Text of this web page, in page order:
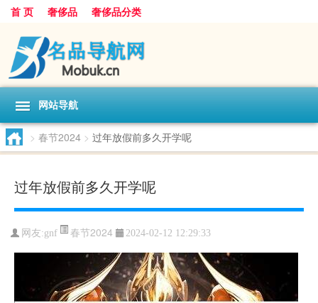
首 页 奢侈品 奢侈品分类
网站导航
> 春节2024 > 过年放假前多久开学呢
过年放假前多久开学呢
网友:gnf 春节2024 2024-02-12 12:29:33